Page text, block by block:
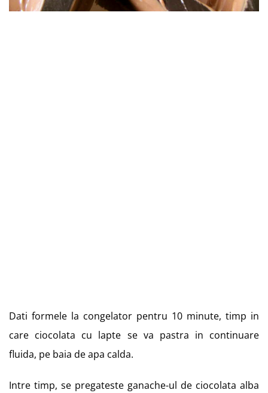
Dati formele la congelator pentru 10 minute, timp in
care ciocolata cu lapte se va pastra in continuare
fluida, pe baia de apa calda.
Intre timp, se pregateste ganache-ul de ciocolata alba